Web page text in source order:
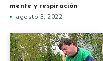
mente y respiración
agosto 3, 2022